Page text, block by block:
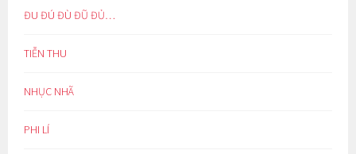
ĐU ĐÚ ĐÙ ĐŨ ĐỦ…
TIỄN THU
NHỤC NHÃ
PHI LÍ